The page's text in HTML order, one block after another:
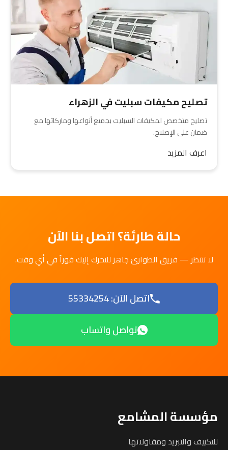
تصليح مكيفات سبليت في الزهراء
تصليح متخصص لمكيفات السبليت بجميع أنواعها وماركاتها مع
ضمان على الإصلاح.
اعرف المزيد
حالة طارئة؟ اتصل بنا الآن
لا تنتظر — فريق الطوارئ جاهز للتحرك إليك فوراً في أي وقت.
اتصل الآن: 55334254
تواصل واتساب
مؤسسة المشامع
للتكييف والتبريد ومقاولاتها